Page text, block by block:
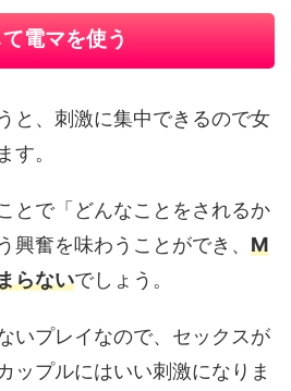
電マを使う
と、刺激に集中できるので女
す。
とで「どんなことをされるか
興奮を味わうことができ、 M
らないでしょう。
いプレイなので、セックスが
ップルにはいい刺激になりま